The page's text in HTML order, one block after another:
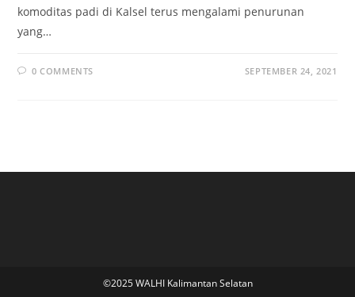
komoditas padi di Kalsel terus mengalami penurunan
yang…
0 COMMENTS SEPTEMBER 24, 2021
©2025 WALHI Kalimantan Selatan